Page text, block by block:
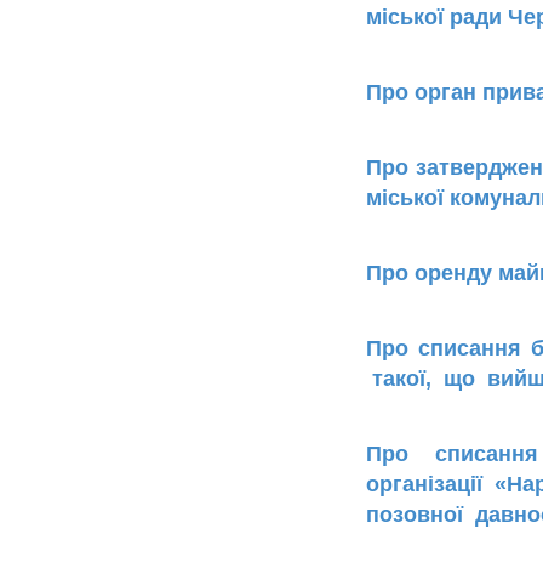
міської ради
Про орган
Про
міської
Про оренду
Про списання
такої, що
Про
організації
позовної